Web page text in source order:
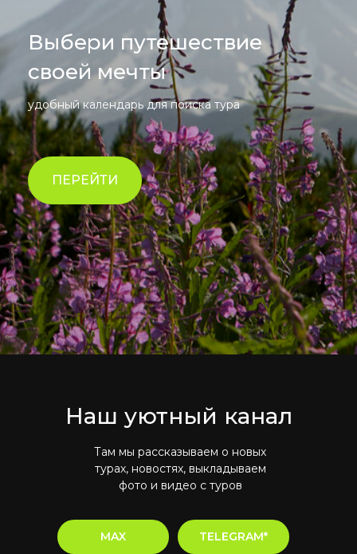
Выбери путешествие
своей мечты
удобный календарь для поиска тура
ПЕРЕЙТИ
Наш уютный канал
Там мы рассказываем о новых
турах, новостях, выкладываем
фото и видео с туров
TELEGRAM*
MAX